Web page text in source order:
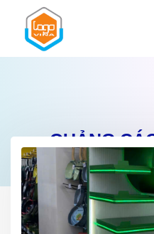
QUẢNG